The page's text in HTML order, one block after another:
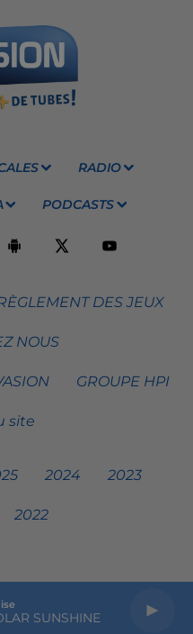
SUNSHINE
RADIO
PODCASTS
DES JEUX
NOUS
GROUPE HPI
site
2024 2023
2022